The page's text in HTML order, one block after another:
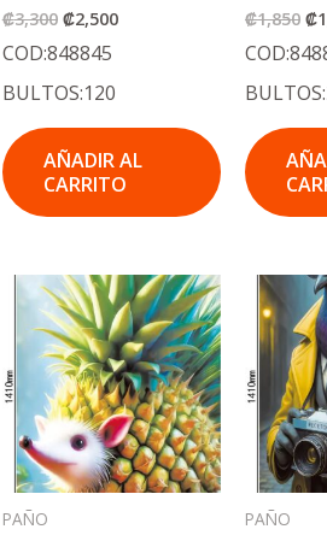
₡3,300 ₡2,500
COD:848845
BULTOS:120
AÑADIR AL
CARRITO
₡1,850 ₡
PAÑO
El
precio
original
era:
.
₡1,850
El
precio
actual
es:
.
₡1,300
PAÑO
El
.